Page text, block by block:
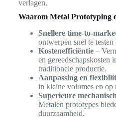
verlagen.
Waarom Metal Prototyping
Snellere time-to-
ontwerpen snel te
Kostenefficiëntie–
en gereedschapskosten
traditionele productie.
Aanpassing en
in kleine volumes en op
Superieure
Metalen prototypes
duurzaamheid.